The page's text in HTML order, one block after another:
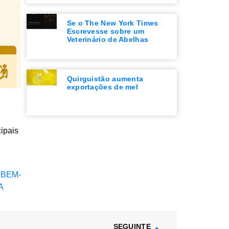
Se o The New York Times
Escrevesse sobre um
Veterinário de Abelhas
Quirguistão aumenta
exportações de mel
SEGUINTE